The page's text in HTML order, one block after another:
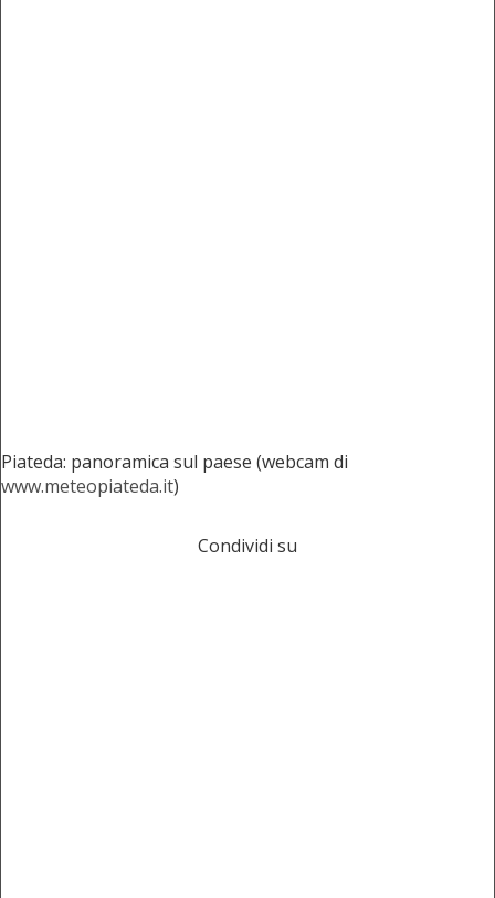
Piateda: panoramica sul paese (webcam di
www.meteopiateda.it)
Condividi su